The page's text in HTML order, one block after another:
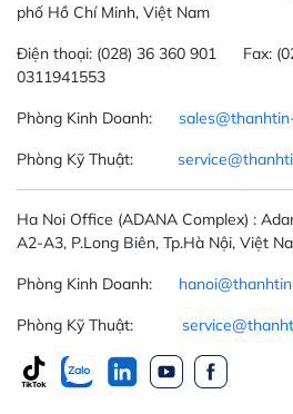
phố Hồ Chí Minh, Việt Nam
Điện thoại: (028) 36 360 901 Fax:
0311941553
Phòng Kinh Doanh:
Phòng Kỹ Thuật:
Ha Noi Office (ADANA Complex) :
A2-A3, P.Long Biên, Tp.Hà Nội, Việt
Phòng Kinh Doanh:
Phòng Kỹ Thuật: